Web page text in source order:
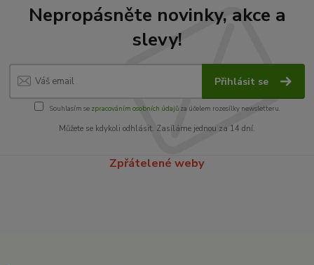
Nepropásněte novinky, akce a
slevy!
Přihlásit se
Souhlasím se zpracováním osobních údajůza účelem rozesílky newsletteru.
Můžete se kdykoli odhlásit. Zasíláme jednou za 14 dní.
Zpřátelené weby